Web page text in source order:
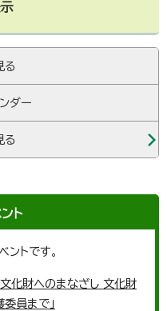
る
ダー
る
ト
ントです。
化財へのまなざし 文化財
員まで」